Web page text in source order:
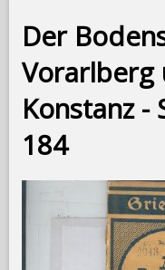
Der
Vorarlberg
Konstanz -
184